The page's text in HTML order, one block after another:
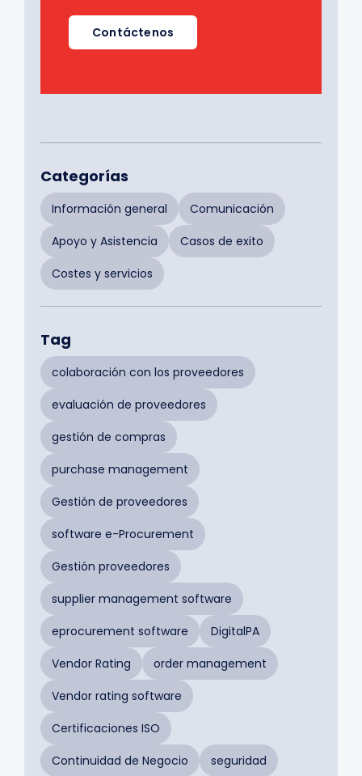
Contáctenos
Categorías
Información general
Comunicación
Apoyo y Asistencia
Casos de exito
Costes y servicios
Tag
colaboración con los proveedores
evaluación de proveedores
gestión de compras
purchase management
Gestión de proveedores
software e-Procurement
Gestión proveedores
supplier management software
eprocurement software
DigitalPA
Vendor Rating
order management
Vendor rating software
Certificaciones ISO
Continuidad de Negocio
seguridad